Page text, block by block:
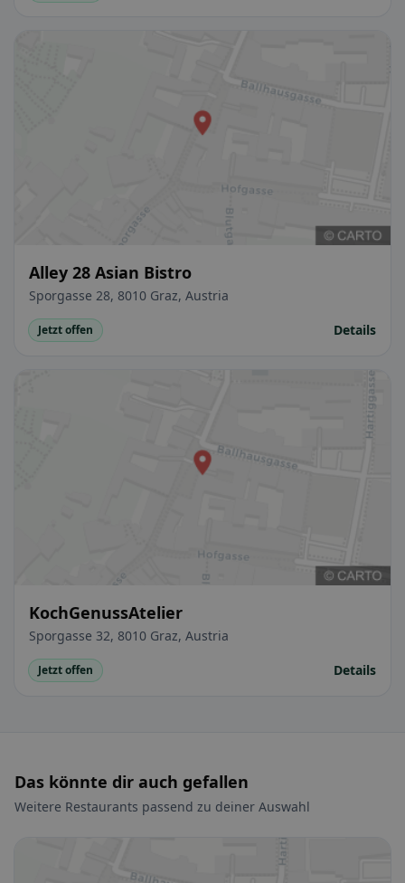
Alley 28 Asian Bistro
Sporgasse 28, 8010 Graz, Austria
Jetzt offen Details
KochGenussAtelier
Sporgasse 32, 8010 Graz, Austria
Jetzt offen Details
Das könnte dir auch gefallen
Weitere Restaurants passend zu deiner Auswahl